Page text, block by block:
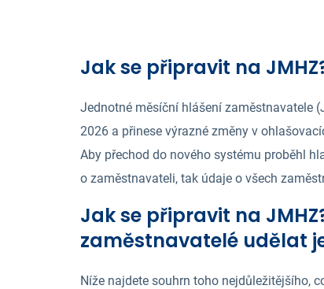
Jak se připravit na
Jednotné měsíční hlášení zaměstnavatele
2026 a přinese výrazné změny v
Aby přechod do nového systému proběhl
o zaměstnavateli, tak údaje o všech
Jak se připravit na
zaměstnavatelé udělat
Níže najdete souhrn toho nejdůležitějšího,